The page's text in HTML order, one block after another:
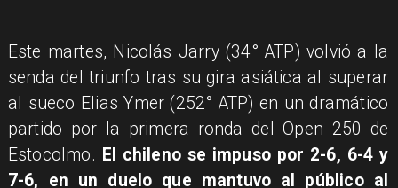
Este martes, Nicolás Jarry (34° ATP) volvió a la
senda del triunfo tras su gira asiática al superar
al sueco Elias Ymer (252° ATP) en un dramático
partido por la primera ronda del Open 250 de
Estocolmo. El chileno se impuso por 2-6, 6-4 y
7-6, en un duelo que mantuvo al público al